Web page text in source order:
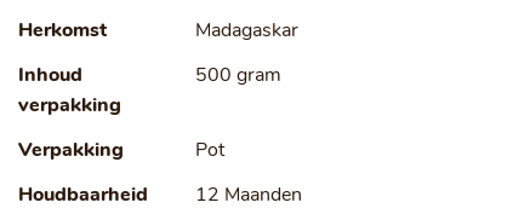
Herkomst Madagaskar
Inhoud
verpakking
500 gram
Verpakking Pot
Houdbaarheid
12 Maanden